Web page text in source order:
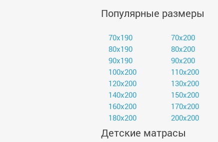
Популярные размеры
70х190
70х200
80х190
80х200
90х190
90х200
100х200
110х200
120х200
130х200
140х200
150х200
160х200
170х200
180х200
200х200
Детские матрасы